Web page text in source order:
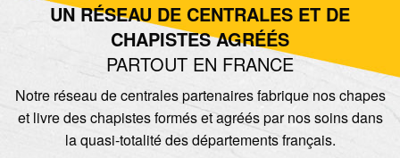
UN RÉSEAU DE CENTRALES ET DE
CHAPISTES AGRÉÉS
PARTOUT EN FRANCE
Notre réseau de centrales partenaires fabrique nos chapes
et livre des chapistes formés et agréés par nos soins dans
la quasi-totalité des départements français.